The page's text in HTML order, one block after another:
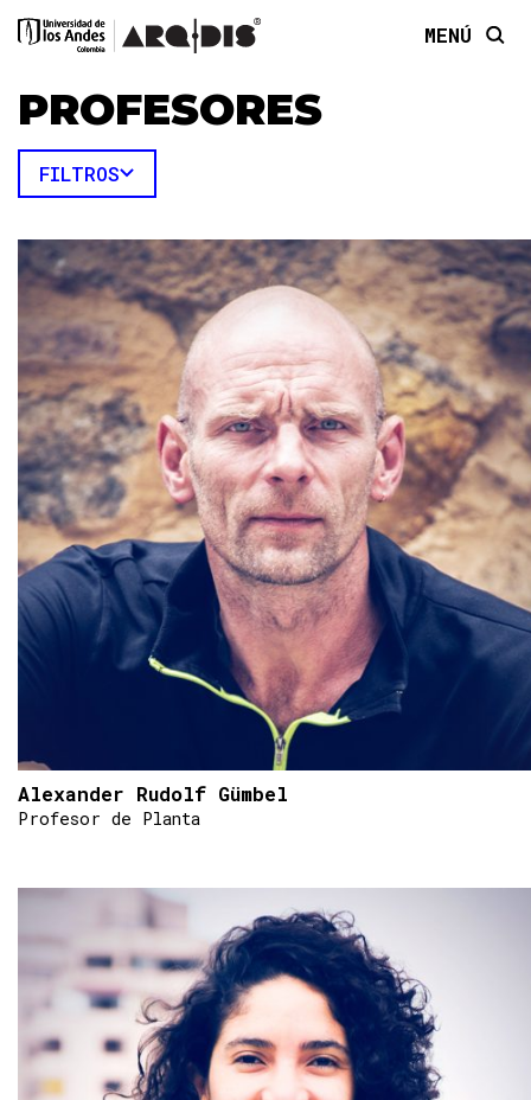
MENÚ
PROFESORES
FILTROS
Alexander Rudolf Gümbel
Profesor de Planta